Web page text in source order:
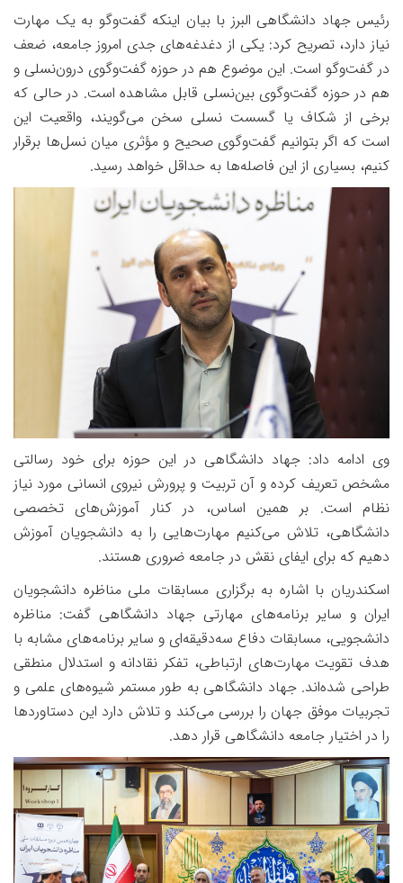
رئیس جهاد دانشگاهی البرز با بیان اینکه گفت‌وگو به یک مهارت
نیاز دارد، تصریح کرد: یکی از دغدغه‌های جدی امروز جامعه، ضعف
در گفت‌وگو است. این موضوع هم در حوزه گفت‌وگوی درون‌نسلی و
هم در حوزه گفت‌وگوی بین‌نسلی قابل مشاهده است. در حالی که
برخی از شکاف یا گسست نسلی سخن می‌گویند، واقعیت این
است که اگر بتوانیم گفت‌وگوی صحیح و مؤثری میان نسل‌ها برقرار
کنیم، بسیاری از این فاصله‌ها به حداقل خواهد رسید.
وی ادامه داد: جهاد دانشگاهی در این حوزه برای خود رسالتی
مشخص تعریف کرده و آن تربیت و پرورش نیروی انسانی مورد نیاز
نظام است. بر همین اساس، در کنار آموزش‌های تخصصی
دانشگاهی، تلاش می‌کنیم مهارت‌هایی را به دانشجویان آموزش
دهیم که برای ایفای نقش در جامعه ضروری هستند.
اسکندریان با اشاره به برگزاری مسابقات ملی مناظره دانشجویان
ایران و سایر برنامه‌های مهارتی جهاد دانشگاهی گفت: مناظره
دانشجویی، مسابقات دفاع سه‌دقیقه‌ای و سایر برنامه‌های مشابه با
هدف تقویت مهارت‌های ارتباطی، تفکر نقادانه و استدلال منطقی
طراحی شده‌اند. جهاد دانشگاهی به طور مستمر شیوه‌های علمی و
تجربیات موفق جهان را بررسی می‌کند و تلاش دارد این دستاوردها
را در اختیار جامعه دانشگاهی قرار دهد.